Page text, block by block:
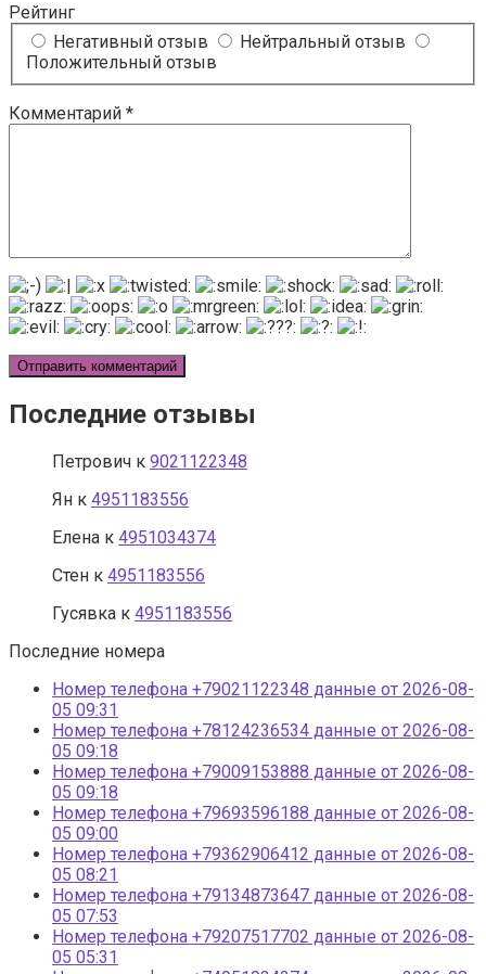
Рейтинг
Негативный отзыв
Нейтральный отзыв
Положительный отзыв
Комментарий *
Последние отзывы
Петрович к 9021122348
Ян к 4951183556
Елена к 4951034374
Стен к 4951183556
Гусявка к 4951183556
Последние номера
Номер телефона +79021122348 данные от 2026-08-
05 09:31
Номер телефона +78124236534 данные от 2026-08-
05 09:18
Номер телефона +79009153888 данные от 2026-08-
05 09:18
Номер телефона +79693596188 данные от 2026-08-
05 09:00
Номер телефона +79362906412 данные от 2026-08-
05 08:21
Номер телефона +79134873647 данные от 2026-08-
05 07:53
Номер телефона +79207517702 данные от 2026-08-
05 05:31